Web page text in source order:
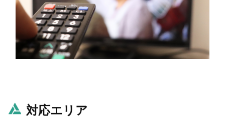
対応エリア